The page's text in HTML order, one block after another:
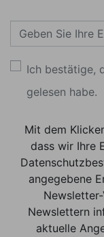
Ich bestätige,
gelesen habe.
Mit dem
dass wir Ihre
angegebene
Newslettern
aktuelle